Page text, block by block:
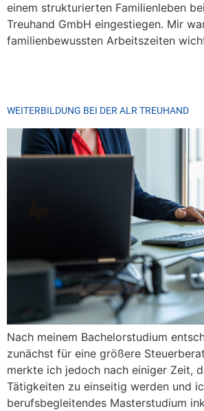
einem strukturierten Familienleben
Treuhand GmbH eingestiegen. Mir
familienbewussten Arbeitszeiten
WEITERBILDUNG BEI DER ALR TREUHAND
Nach meinem Bachelorstudium
zunächst für eine größere
merkte ich jedoch nach einiger Zeit,
Tätigkeiten zu einseitig werden und
berufsbegleitendes Masterstudium